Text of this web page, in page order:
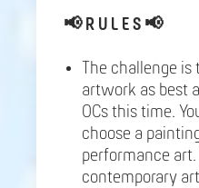
📢 R U L E S 📢
The challenge
artwork as best
OCs this time.
choose a
performance
contemporary